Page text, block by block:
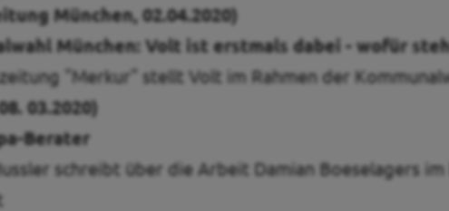
München, 02.04.2020)
München: Volt ist erstmals dabei - wofür
"Merkur" stellt Volt im Rahmen der
03.2020)
Berater
schreibt über die Arbeit Damian Boeselagers im